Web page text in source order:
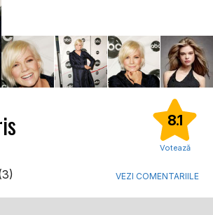
8.1
Votează
VEZI COMENTARIILE